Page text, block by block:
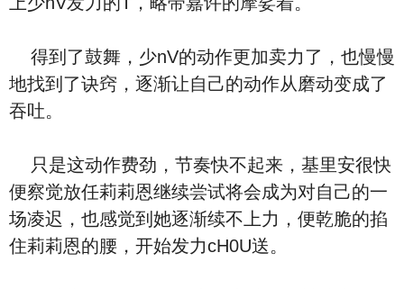
得到了鼓舞，少nV的动作更加卖力了，也慢慢
地找到了诀窍，逐渐让自己的动作从磨动变成了
吞吐。
只是这动作费劲，节奏快不起来，基里安很快
便察觉放任莉莉恩继续尝试将会成为对自己的一
场凌迟，也感觉到她逐渐续不上力，便乾脆的掐
住莉莉恩的腰，开始发力cH0U送。